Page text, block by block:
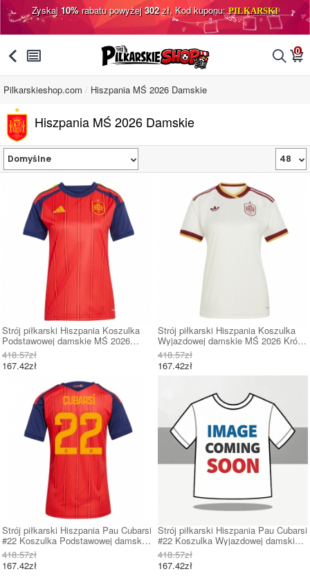
Zyskaj10%rabatu powyżej302zł, Kod kuponu:PILKARSKI
󰅯 󰂩 󰂨 0
󰃦
Pilkarskieshop.com Hiszpania MŚ 2026 Damskie
Hiszpania MŚ 2026 Damskie
Strój piłkarski Hiszpania Koszulka
Podstawowej damskie MŚ 2026
Krótki Rękaw
418.57zł
167.42zł
Strój piłkarski Hiszpania Koszulka
Wyjazdowej damskie MŚ 2026 Krótki
Rękaw
418.57zł
167.42zł
Strój piłkarski Hiszpania Pau Cubarsi
#22 Koszulka Podstawowej damskie
MŚ 2026 Krótki Rękaw
418.57zł
167.42zł
Strój piłkarski Hiszpania Pau Cubarsi
#22 Koszulka Wyjazdowej damskie
MŚ 2026 Krótki Rękaw
418.57zł
167.42zł